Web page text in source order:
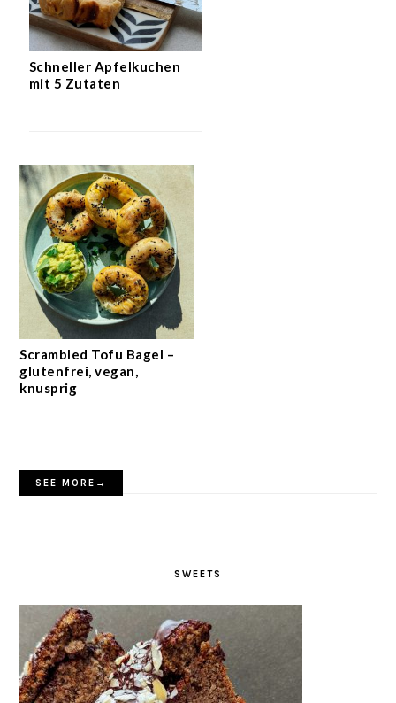
Schneller Apfelkuchen
mit 5 Zutaten
Scrambled Tofu Bagel –
glutenfrei, vegan,
knusprig
SEE MORE→
SWEETS